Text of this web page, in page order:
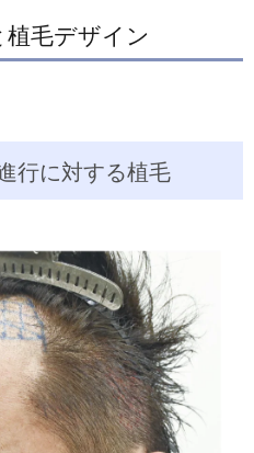
毛デザイン
行に対する植毛